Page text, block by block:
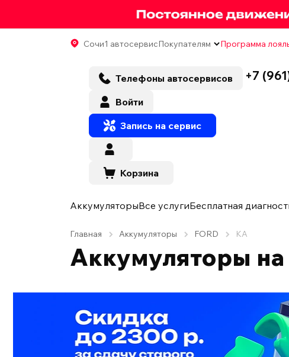
Сочи1 автосервисПокупателям Программа
Телефоны автосервисов +7
Войти
Запись на сервис
Корзина
АккумуляторыВсе услугиБесплатная
Главная Аккумуляторы FORD KA
Аккумуляторы на
Подобрать по автомобилю
Ёмкость, Ач